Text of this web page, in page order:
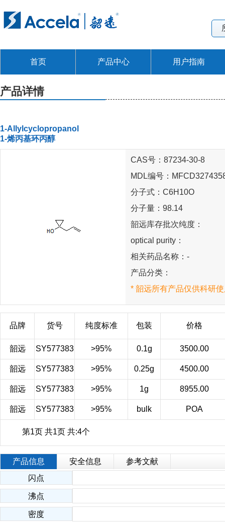
首页 产品中心 用户指南
产品详情
1-Allylcyclopropanol
1-烯丙基环丙醇
CAS号：87234-30-8
MDL编号：
分子式：C6H10O
分子量：98.14
韶远库存批次纯度：
optical purity：
相关药品名称：-
产品分类：
* 韶远所有产品仅供科研
品牌 货号 纯度标准 包装 价格
韶远 SY577383 >95% 0.1g 3500.00
韶远 SY577383 >95% 0.25g 4500.00
韶远 SY577383 >95% 1g 8955.00
韶远 SY577383 >95% bulk POA
第1页 共1页 共:4个
产品信息 安全信息
参考文献
闪点
沸点
密度